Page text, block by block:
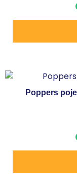
Poppers